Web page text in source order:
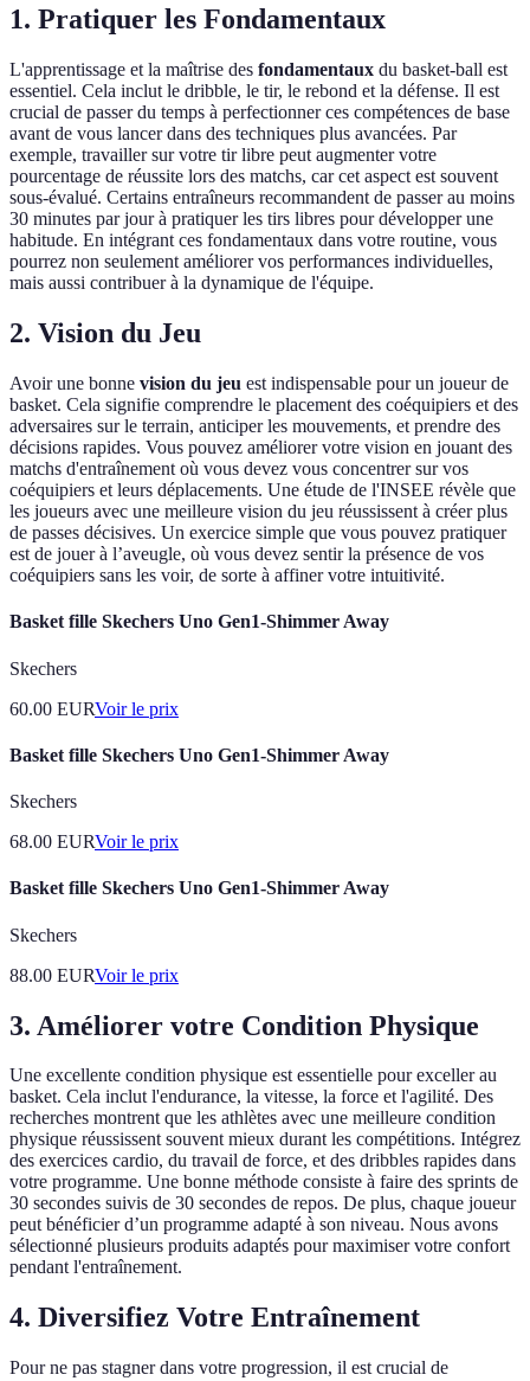
1. Pratiquer les Fondamentaux
L'apprentissage et la maîtrise des fondamentaux du basket-ball est
essentiel. Cela inclut le dribble, le tir, le rebond et la défense. Il est
crucial de passer du temps à perfectionner ces compétences de base
avant de vous lancer dans des techniques plus avancées. Par
exemple, travailler sur votre tir libre peut augmenter votre
pourcentage de réussite lors des matchs, car cet aspect est souvent
sous-évalué. Certains entraîneurs recommandent de passer au moins
30 minutes par jour à pratiquer les tirs libres pour développer une
habitude. En intégrant ces fondamentaux dans votre routine, vous
pourrez non seulement améliorer vos performances individuelles,
mais aussi contribuer à la dynamique de l'équipe.
2. Vision du Jeu
Avoir une bonne vision du jeu est indispensable pour un joueur de
basket. Cela signifie comprendre le placement des coéquipiers et des
adversaires sur le terrain, anticiper les mouvements, et prendre des
décisions rapides. Vous pouvez améliorer votre vision en jouant des
matchs d'entraînement où vous devez vous concentrer sur vos
coéquipiers et leurs déplacements. Une étude de l'INSEE révèle que
les joueurs avec une meilleure vision du jeu réussissent à créer plus
de passes décisives. Un exercice simple que vous pouvez pratiquer
est de jouer à l’aveugle, où vous devez sentir la présence de vos
coéquipiers sans les voir, de sorte à affiner votre intuitivité.
Basket fille Skechers Uno Gen1-Shimmer Away
Skechers
60.00 EURVoir le prix
Basket fille Skechers Uno Gen1-Shimmer Away
Skechers
68.00 EURVoir le prix
Basket fille Skechers Uno Gen1-Shimmer Away
Skechers
88.00 EURVoir le prix
3. Améliorer votre Condition Physique
Une excellente condition physique est essentielle pour exceller au
basket. Cela inclut l'endurance, la vitesse, la force et l'agilité. Des
recherches montrent que les athlètes avec une meilleure condition
physique réussissent souvent mieux durant les compétitions. Intégrez
des exercices cardio, du travail de force, et des dribbles rapides dans
votre programme. Une bonne méthode consiste à faire des sprints de
30 secondes suivis de 30 secondes de repos. De plus, chaque joueur
peut bénéficier d’un programme adapté à son niveau. Nous avons
sélectionné plusieurs produits adaptés pour maximiser votre confort
pendant l'entraînement.
4. Diversifiez Votre Entraînement
Pour ne pas stagner dans votre progression, il est crucial de